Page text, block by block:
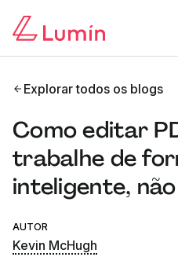
Explorar todos os blogs
Como editar
trabalhe de
inteligente,
AUTOR
Kevin McHugh